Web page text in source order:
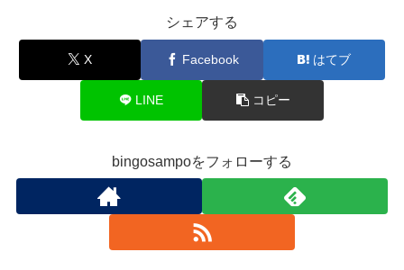
シェアする
X Facebook はてブ
LINE コピー
bingosampoをフォローする